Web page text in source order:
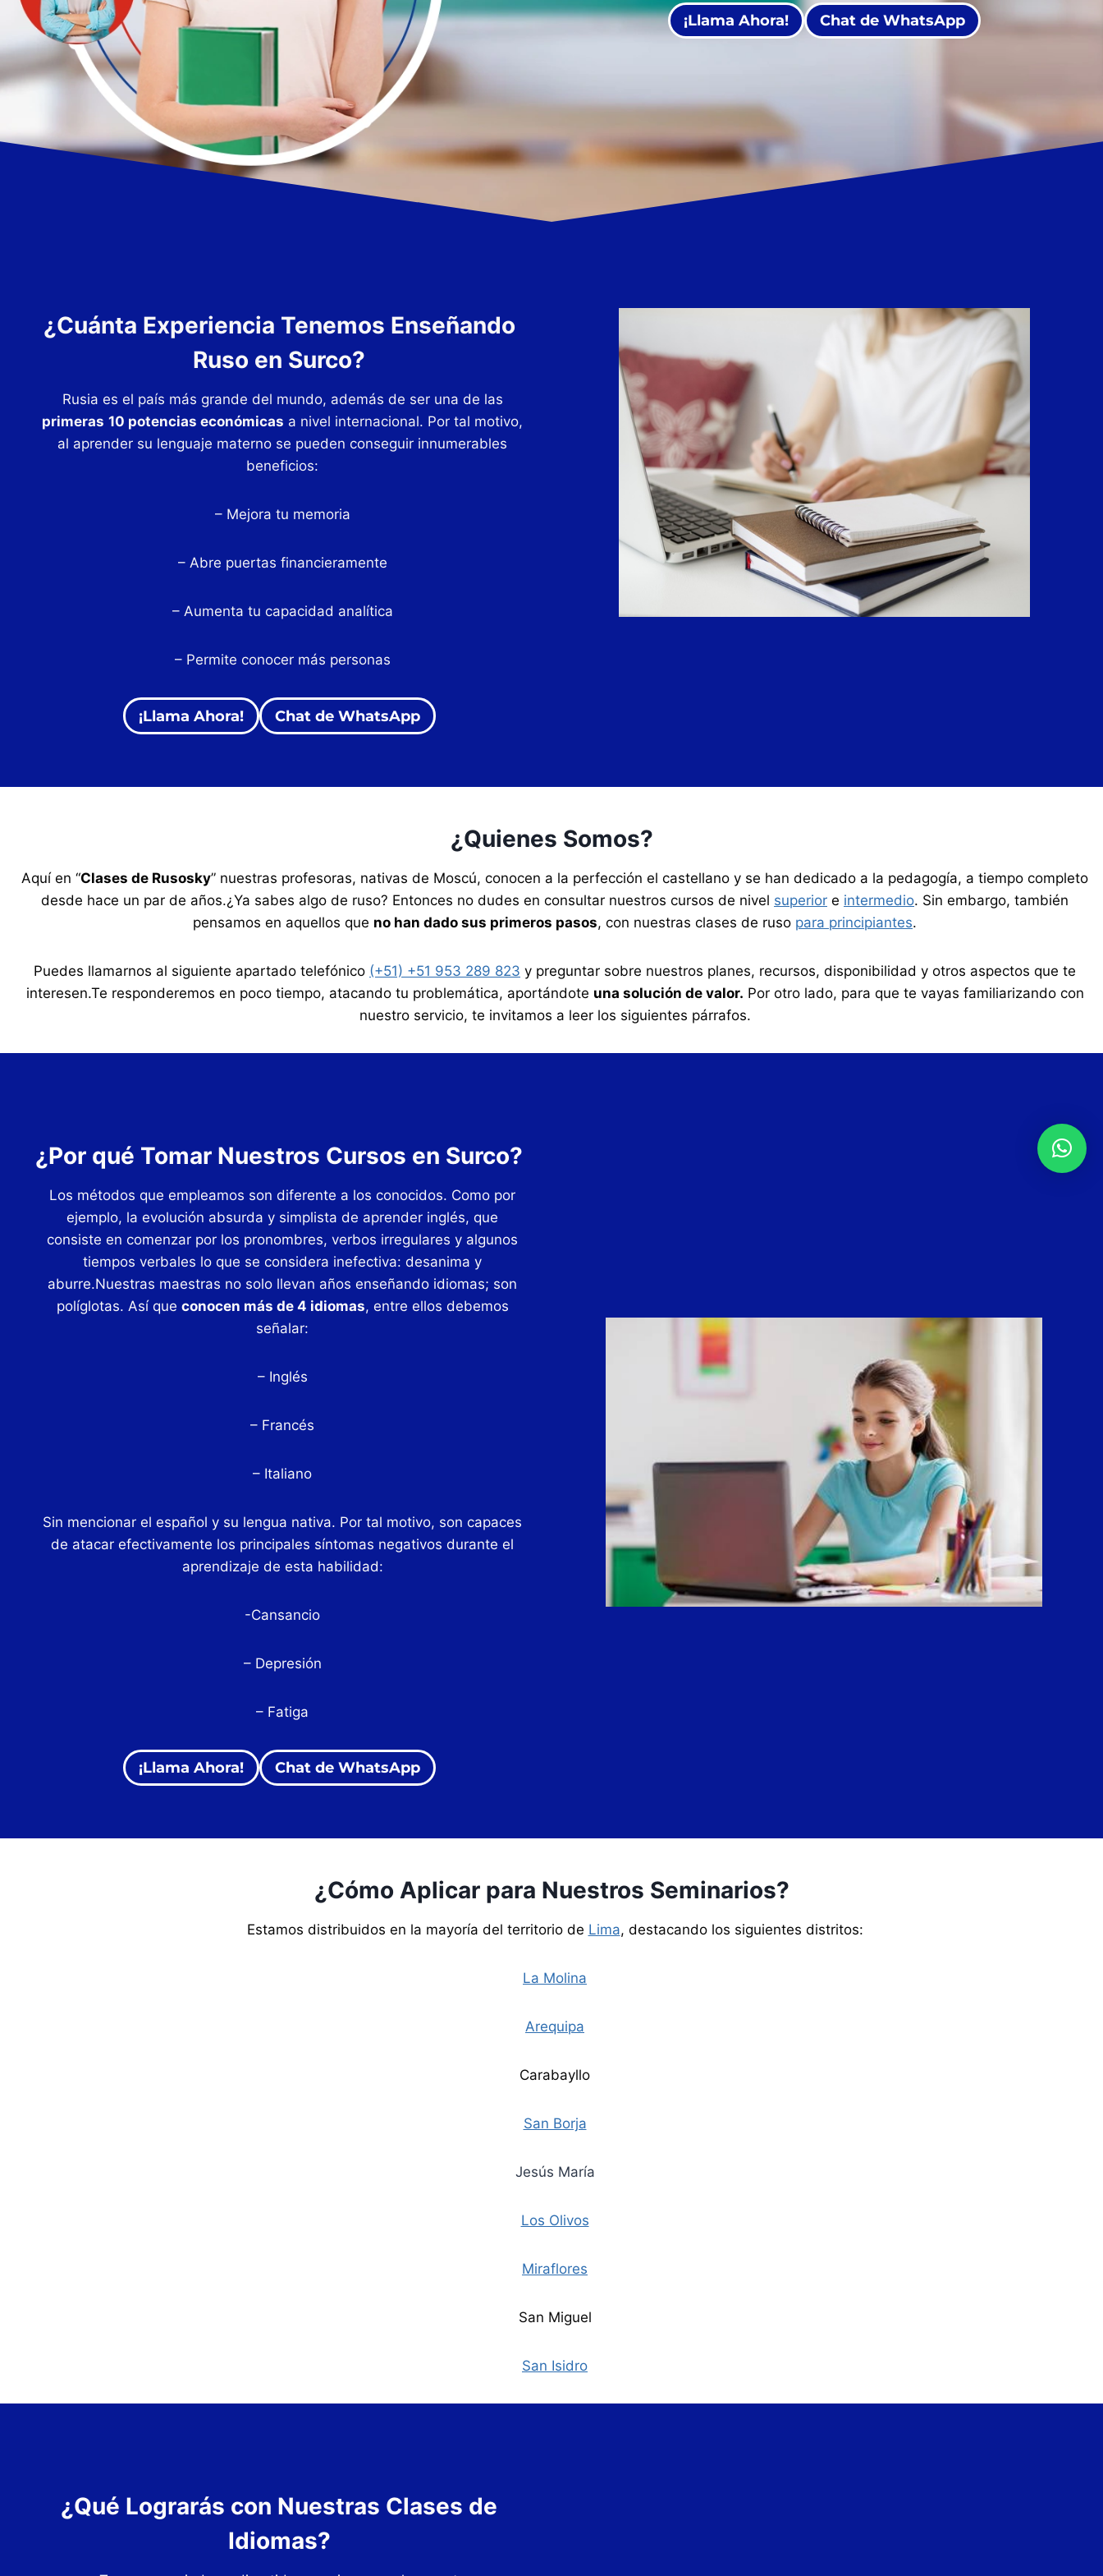
¡Llama Ahora! Chat de WhatsApp
¿Cuánta Experiencia Tenemos Enseñando
Ruso en Surco?
Rusia es el país más grande del mundo, además de ser una de las
primeras 10 potencias económicas a nivel internacional. Por tal motivo,
al aprender su lenguaje materno se pueden conseguir innumerables
beneficios:
– Mejora tu memoria
– Abre puertas financieramente
– Aumenta tu capacidad analítica
– Permite conocer más personas
¡Llama Ahora! Chat de WhatsApp
¿Quienes Somos?
Aquí en “Clases de Rusosky” nuestras profesoras, nativas de Moscú, conocen a la perfección el castellano y se han dedicado a la pedagogía, a tiempo completo
desde hace un par de años.¿Ya sabes algo de ruso? Entonces no dudes en consultar nuestros cursos de nivel superior e intermedio. Sin embargo, también
pensamos en aquellos que no han dado sus primeros pasos, con nuestras clases de ruso para principiantes.
Puedes llamarnos al siguiente apartado telefónico (+51) +51 953 289 823 y preguntar sobre nuestros planes, recursos, disponibilidad y otros aspectos que te
interesen.Te responderemos en poco tiempo, atacando tu problemática, aportándote una solución de valor. Por otro lado, para que te vayas familiarizando con
nuestro servicio, te invitamos a leer los siguientes párrafos.
¿Por qué Tomar Nuestros Cursos en Surco?
Los métodos que empleamos son diferente a los conocidos. Como por
ejemplo, la evolución absurda y simplista de aprender inglés, que
consiste en comenzar por los pronombres, verbos irregulares y algunos
tiempos verbales lo que se considera inefectiva: desanima y
aburre.Nuestras maestras no solo llevan años enseñando idiomas; son
políglotas. Así que conocen más de 4 idiomas, entre ellos debemos
señalar:
– Inglés
– Francés
– Italiano
Sin mencionar el español y su lengua nativa. Por tal motivo, son capaces
de atacar efectivamente los principales síntomas negativos durante el
aprendizaje de esta habilidad:
-Cansancio
– Depresión
– Fatiga
¡Llama Ahora! Chat de WhatsApp
¿Cómo Aplicar para Nuestros Seminarios?
Estamos distribuidos en la mayoría del territorio de Lima, destacando los siguientes distritos:
La Molina
Arequipa
Carabayllo
San Borja
Jesús María
Los Olivos
Miraflores
San Miguel
San Isidro
¿Qué Lograrás con Nuestras Clases de
Idiomas?